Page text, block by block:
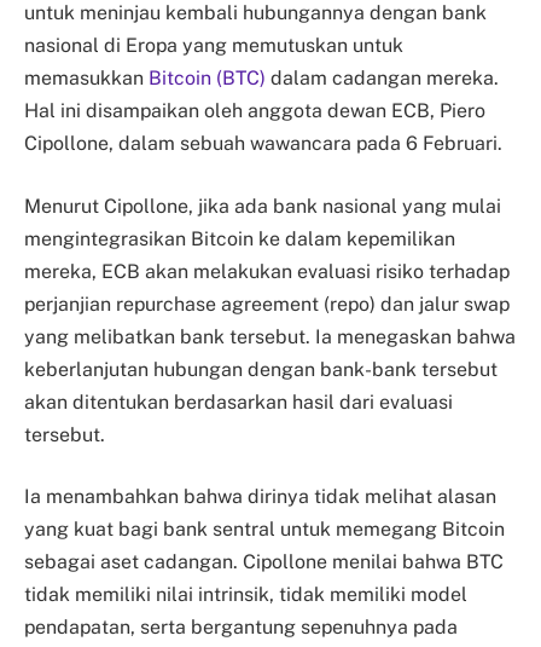
untuk meninjau kembali hubungannya dengan bank
nasional di Eropa yang memutuskan untuk
memasukkan Bitcoin (BTC) dalam cadangan mereka.
Hal ini disampaikan oleh anggota dewan ECB, Piero
Cipollone, dalam sebuah wawancara pada 6 Februari.
Menurut Cipollone, jika ada bank nasional yang mulai
mengintegrasikan Bitcoin ke dalam kepemilikan
mereka, ECB akan melakukan evaluasi risiko terhadap
perjanjian repurchase agreement (repo) dan jalur swap
yang melibatkan bank tersebut. Ia menegaskan bahwa
keberlanjutan hubungan dengan bank-bank tersebut
akan ditentukan berdasarkan hasil dari evaluasi
tersebut.
Ia menambahkan bahwa dirinya tidak melihat alasan
yang kuat bagi bank sentral untuk memegang Bitcoin
sebagai aset cadangan. Cipollone menilai bahwa BTC
tidak memiliki nilai intrinsik, tidak memiliki model
pendapatan, serta bergantung sepenuhnya pada